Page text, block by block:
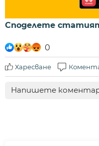
Споделете
0
Харесване